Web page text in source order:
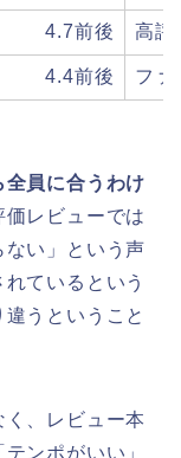
4.7前後 高評
4.4前後 ファ
全員に合うわけ
レビューでは
ない」という声
ているという
うということ
、レビュー本
ンポがいい」